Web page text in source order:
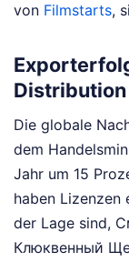
von Filmstarts,
Distribution
Die globale
dem
Jahr um 15
haben
der Lage sind,
Клюквенный